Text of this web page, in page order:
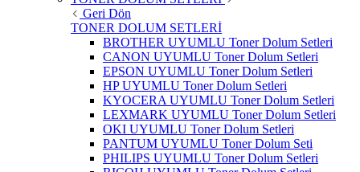
Geri Dön
TONER DOLUM SETLERİ
BROTHER UYUMLU Toner Dolum Setleri
CANON UYUMLU Toner Dolum Setleri
EPSON UYUMLU Toner Dolum Setleri
HP UYUMLU Toner Dolum Setleri
KYOCERA UYUMLU Toner Dolum Setleri
LEXMARK UYUMLU Toner Dolum Setleri
OKI UYUMLU Toner Dolum Setleri
PANTUM UYUMLU Toner Dolum Seti
PHILIPS UYUMLU Toner Dolum Setleri